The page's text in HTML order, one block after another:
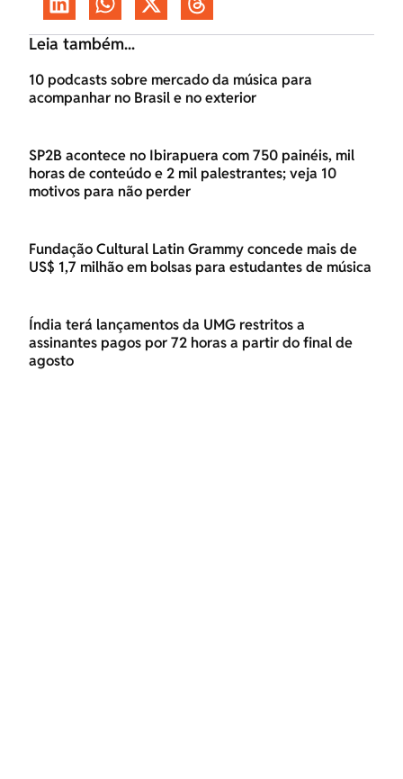
Leia também...
10 podcasts sobre mercado da música para
acompanhar no Brasil e no exterior
SP2B acontece no Ibirapuera com 750 painéis, mil
horas de conteúdo e 2 mil palestrantes; veja 10
motivos para não perder
Fundação Cultural Latin Grammy concede mais de
US$ 1,7 milhão em bolsas para estudantes de música
Índia terá lançamentos da UMG restritos a
assinantes pagos por 72 horas a partir do final de
agosto